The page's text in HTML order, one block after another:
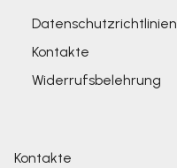
Datenschutzrichtlinien
Kontakte
Widerrufsbelehrung
Kontakte